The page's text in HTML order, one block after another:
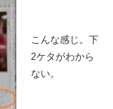
こんな感じ。下
2ケタがわから
ない。